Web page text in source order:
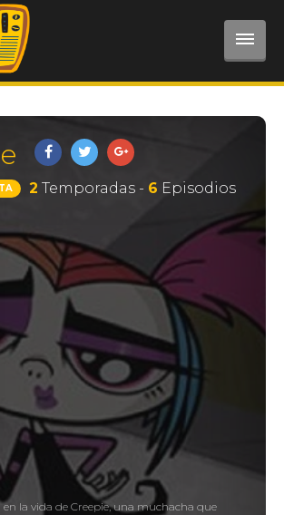
Iniciar Sesión
2 Temporadas - 6 Episodios
en la vida de Creepie, una muchacha que